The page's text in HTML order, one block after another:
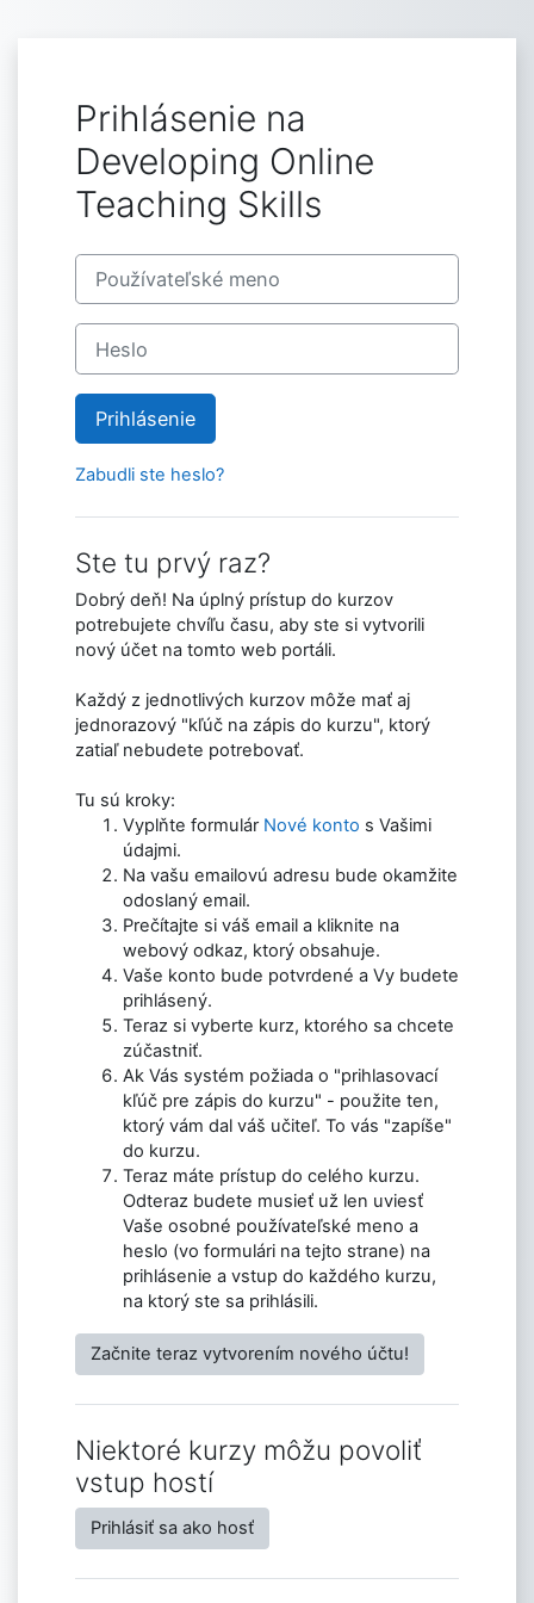
Prihlásenie na
Developing Online
Teaching Skills
Preskočiť na vytvorenie nového konta
Používateľské meno
Heslo
Prihlásenie
Zabudli ste heslo?
Ste tu prvý raz?
Dobrý deň! Na úplný prístup do kurzov
potrebujete chvíľu času, aby ste si vytvorili
nový účet na tomto web portáli.
Každý z jednotlivých kurzov môže mať aj
jednorazový "kľúč na zápis do kurzu", ktorý
zatiaľ nebudete potrebovať.
Tu sú kroky:
Vyplňte formulár Nové konto s Vašimi
údajmi.
Na vašu emailovú adresu bude okamžite
odoslaný email.
Prečítajte si váš email a kliknite na
webový odkaz, ktorý obsahuje.
Vaše konto bude potvrdené a Vy budete
prihlásený.
Teraz si vyberte kurz, ktorého sa chcete
zúčastniť.
Ak Vás systém požiada o "prihlasovací
kľúč pre zápis do kurzu" - použite ten,
ktorý vám dal váš učiteľ. To vás "zapíše"
do kurzu.
Teraz máte prístup do celého kurzu.
Odteraz budete musieť už len uviesť
Vaše osobné používateľské meno a
heslo (vo formulári na tejto strane) na
prihlásenie a vstup do každého kurzu,
na ktorý ste sa prihlásili.
Začnite teraz vytvorením nového účtu!
Niektoré kurzy môžu povoliť
vstup hostí
Prihlásiť sa ako hosť